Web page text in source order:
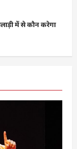
में से कौन करेगा